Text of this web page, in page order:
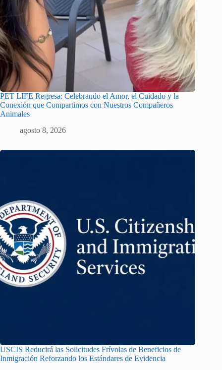
PET LIFE Regresa: Celebrando el Amor, el Cuidado y la
Conexión que Compartimos con Nuestros Compañeros
Animales
agosto 8, 2026
USCIS Reducirá las Solicitudes Frívolas de Beneficios de
Inmigración Reforzando los Estándares de Evidencia